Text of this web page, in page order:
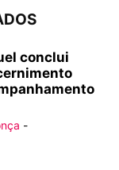
conclui
-